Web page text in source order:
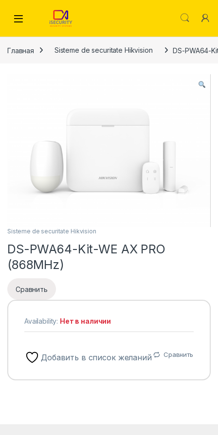
Главная Sisteme de securitate Hikvision DS-PWA64-
Sisteme de securitate Hikvision
DS-PWA64-Kit-WE AX PRO
(868MHz)
Сравнить
Availability: Нет в наличии
Добавить в список желаний Сравнить